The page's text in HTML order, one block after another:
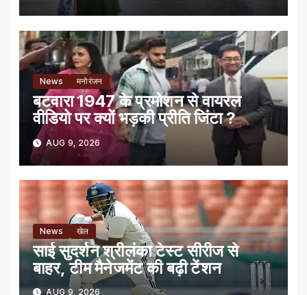
News मनोरंजन
बटवारा 1947 के प्रमोशन से वायरल
वीडियो पर क्यों भड़की प्रीति जिंटा ?
AUG 9, 2026
News खेल
साई सुदर्शन श्रीलंका टेस्ट सीरीज से
बाहर, टीम मैनेजमेंट की बढ़ी टेंशन
AUG 9, 2026